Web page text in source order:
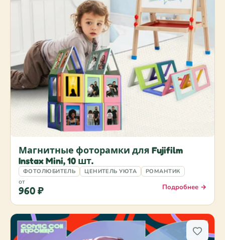
Магнитные фоторамки для Fujifilm
Instax Mini, 10 шт.
ФОТОЛЮБИТЕЛЬ ЦЕНИТЕЛЬ УЮТА РОМАНТИК
от
960 ₽ Подробнее →